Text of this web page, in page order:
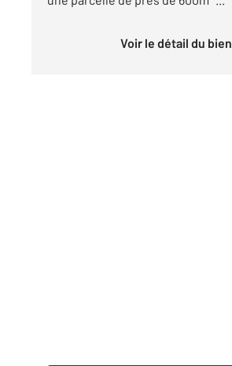
Voir le détail du bien